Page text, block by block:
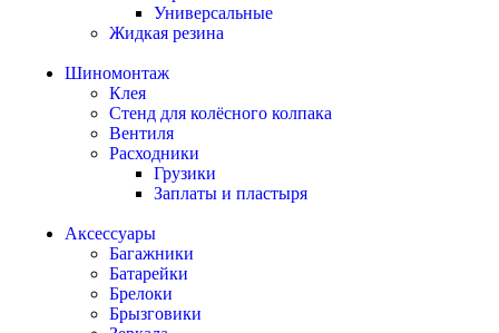
Универсальные
Жидкая резина
Шиномонтаж
Клея
Стенд для колёсного колпака
Вентиля
Расходники
Грузики
Заплаты и пластыря
Аксессуары
Багажники
Батарейки
Брелоки
Брызговики